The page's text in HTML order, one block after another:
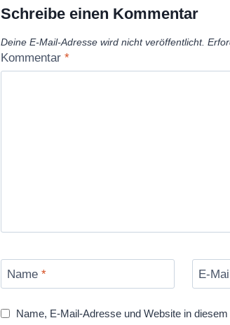
Schreibe einen Kommentar
Deine E-Mail-Adresse wird nicht veröffentlicht.
Kommentar *
Name * E-
Name, E-Mail-Adresse und Website in